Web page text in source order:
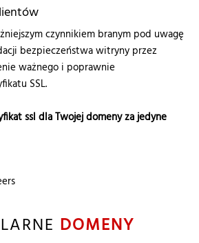
czynnikiem branym pod uwagę
bezpieczeństwa witryny przez
ważnego i poprawnie
SSL.
ssl dla Twojej domeny za jedyne
DOMENY